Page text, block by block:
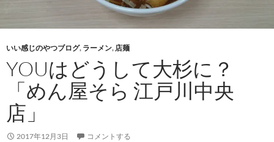
いい感じのやつブログ, ラーメン, 店麺
YOUはどうして大杉に？
「めん屋そら 江戸川中央
店」
2017年12月3日 コメントする